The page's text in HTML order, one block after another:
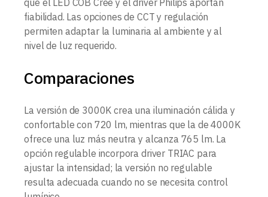
que el LED COB Cree y el driver Philips aportan
fiabilidad. Las opciones de CCT y regulación
permiten adaptar la luminaria al ambiente y al
nivel de luz requerido.
Comparaciones
La versión de 3000K crea una iluminación cálida y
confortable con 720 lm, mientras que la de 4000K
ofrece una luz más neutra y alcanza 765 lm. La
opción regulable incorpora driver TRIAC para
ajustar la intensidad; la versión no regulable
resulta adecuada cuando no se necesita control